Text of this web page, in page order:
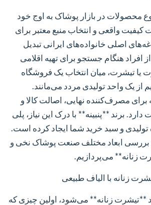
محصولات در بازار پوشاک به اوج خود
واقعی و انتخاب منبع معتبر برای
اصلی خانواده‌های ایرانی تبدیل
هنگام جستجو برای تهیه اقلامی
یا تیشرت، میان انتخاب یک فروشگاه
از یک واحد تولیدی مردد می‌مانند.
مصرف‌کننده نهایی، اصالت کالا و
برند **پنبینه** با درک این نیاز، پلی
تولیدی و سبد خرید شما ایجاد کرده است.
به بررسی ابعاد مختلف صنعت پوشاک نخی و
زنانه** می‌پردازیم.
زنانه با الیاف طبیعی
زنانه** می‌شود، اولین چیزی که